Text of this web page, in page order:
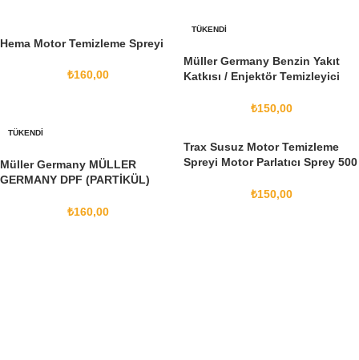
Hema Motor Temizleme Spreyi
₺160,00
TÜKENDI
Müller Germany Benzin Yakıt
Katkısı / Enjektör Temizleyici
₺150,00
TÜKENDI
Müller Germany MÜLLER
GERMANY DPF (PARTİKÜL)
₺160,00
Trax Susuz Motor Temizleme
Spreyi Motor Parlatıcı Sprey 500
₺150,00